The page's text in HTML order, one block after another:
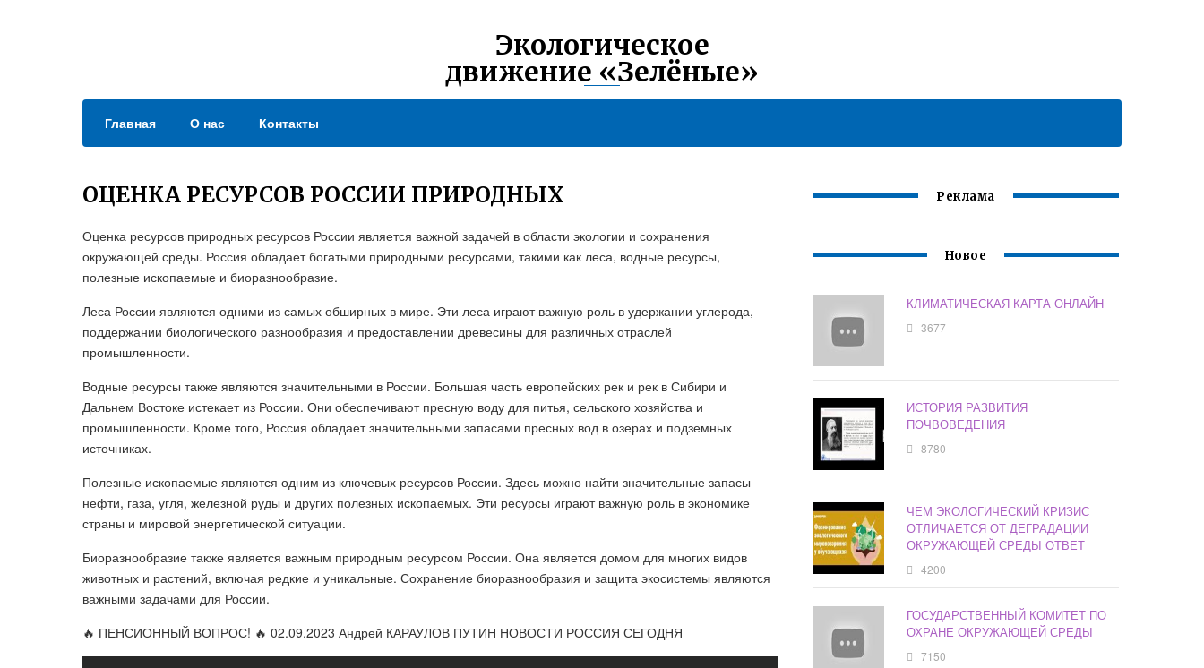
Экологическое
движение «Зелёные»
Главная О нас Контакты
ОЦЕНКА РЕСУРСОВ РОССИИ ПРИРОДНЫХ
Оценка ресурсов природных ресурсов России является важной задачей в области экологии и сохранения
окружающей среды. Россия обладает богатыми природными ресурсами, такими как леса, водные ресурсы,
полезные ископаемые и биоразнообразие.
Леса России являются одними из самых обширных в мире. Эти леса играют важную роль в удержании углерода,
поддержании биологического разнообразия и предоставлении древесины для различных отраслей
промышленности.
Водные ресурсы также являются значительными в России. Большая часть европейских рек и рек в Сибири и
Дальнем Востоке истекает из России. Они обеспечивают пресную воду для питья, сельского хозяйства и
промышленности. Кроме того, Россия обладает значительными запасами пресных вод в озерах и подземных
источниках.
Полезные ископаемые являются одним из ключевых ресурсов России. Здесь можно найти значительные запасы
нефти, газа, угля, железной руды и других полезных ископаемых. Эти ресурсы играют важную роль в экономике
страны и мировой энергетической ситуации.
Биоразнообразие также является важным природным ресурсом России. Она является домом для многих видов
животных и растений, включая редкие и уникальные. Сохранение биоразнообразия и защита экосистемы являются
важными задачами для России.
🔥 ПЕНСИОННЫЙ ВОПРОС! 🔥 02.09.2023 Андрей КАРАУЛОВ ПУТИН НОВОСТИ РОССИЯ СЕГОДНЯ
Реклама
Новое
КЛИМАТИЧЕСКАЯ КАРТА ОНЛАЙН
3677
ИСТОРИЯ РАЗВИТИЯ
ПОЧВОВЕДЕНИЯ
8780
ЧЕМ ЭКОЛОГИЧЕСКИЙ КРИЗИС
ОТЛИЧАЕТСЯ ОТ ДЕГРАДАЦИИ
ОКРУЖАЮЩЕЙ СРЕДЫ ОТВЕТ
4200
ГОСУДАРСТВЕННЫЙ КОМИТЕТ ПО
ОХРАНЕ ОКРУЖАЮЩЕЙ СРЕДЫ
7150